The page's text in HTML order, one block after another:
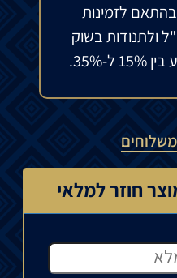
לזמינות
ולתנודות בשוק
35%.
חוזר למלאי